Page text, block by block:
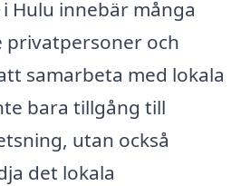
Hulu innebär många
och
samarbeta med lokala
bara tillgång till
utan också
det lokala